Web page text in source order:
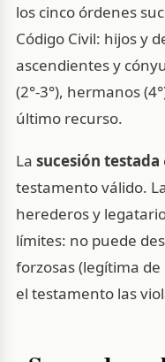
los cinco órdenes
Código Civil: hijos y
ascendientes y
(2°-3°), hermanos
último recurso.
La sucesión testada
testamento válido.
herederos y
límites: no puede
forzosas (legítima
el testamento las